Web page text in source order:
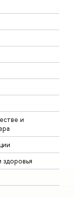
и